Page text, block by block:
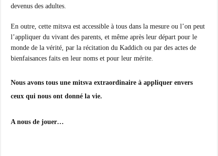
devenus des adultes.
En outre, cette mitsva est accessible à tous dans la mesure ou l’on peut
l’appliquer du vivant des parents, et même après leur départ pour le
monde de la vérité, par la récitation du Kaddich ou par des actes de
bienfaisances faits en leur noms et pour leur mérite.
Nous avons tous une mitsva extraordinaire à appliquer envers
ceux qui nous ont donné la vie.
A nous de jouer…